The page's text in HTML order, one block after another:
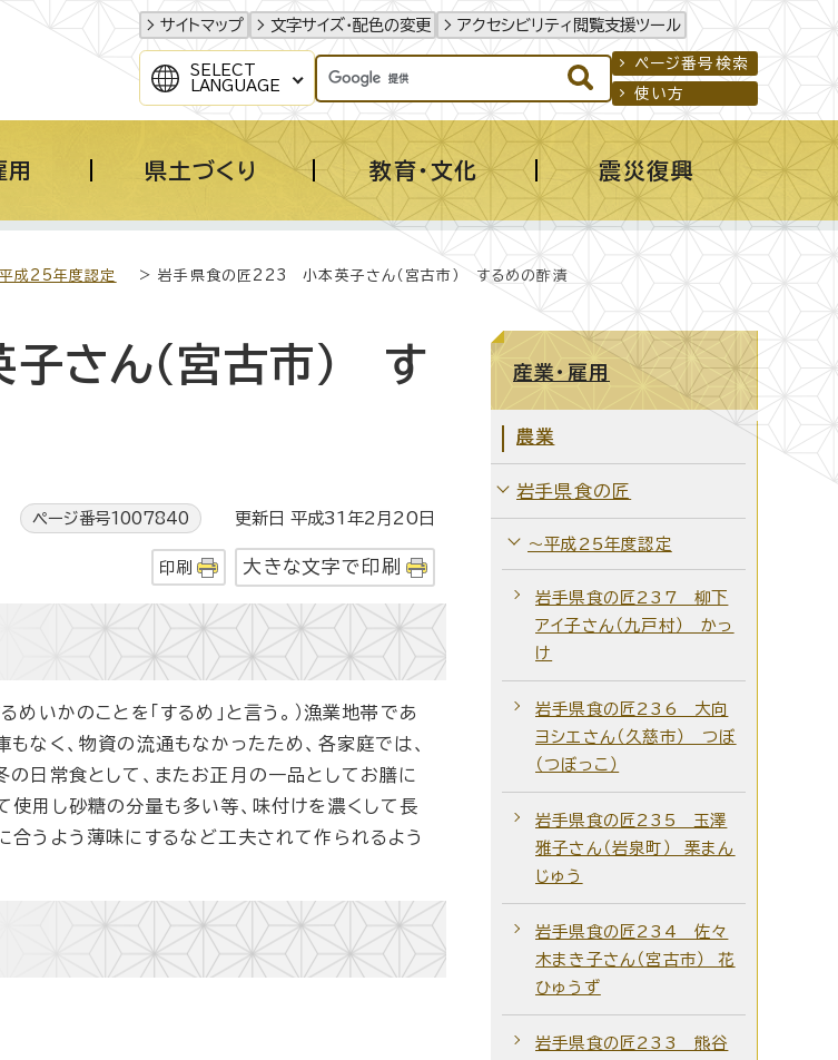
サイトマップ 文字サイズ・配色の変更 アクセシビリティ閲覧支援ツール
SELECT
LANGUAGE
ページ番号検索
使い方
用 県土づくり 教育・文化 震災復興
成25年度認定 > 岩手県食の匠223 小本英子さん（宮古市） するめの酢漬
さん（宮古市） す
ページ番号1007840 更新日 平成31年2月20日
印刷 大きな文字で印刷
いかのことを「するめ」と言う。）漁業地帯であ
なく、物資の流通もなかったため、各家庭では、
日常食として、またお正月の一品としてお膳に
用し砂糖の分量も多い等、味付けを濃くして長
うよう薄味にするなど工夫されて作られるよう
産業・雇用
農業
岩手県食の匠
～平成25年度認定
岩手県食の匠237 柳下
アイ子さん（九戸村） かっ
け
岩手県食の匠236 大向
ヨシエさん（久慈市） つぼ
（つぼっこ）
岩手県食の匠235 玉澤
雅子さん（岩泉町） 栗まん
じゅう
岩手県食の匠234 佐々
木まき子さん（宮古市） 花
ひゅうず
岩手県食の匠233 熊谷